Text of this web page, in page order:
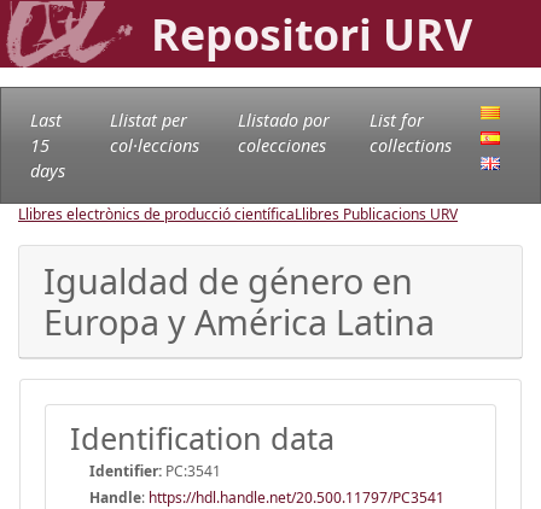
Repositori URV
Last
15
days
Llistat per
col·leccions
Llistado por
colecciones
List for
collections
Llibres electrònics de producció científicaLlibres Publicacions URV
Igualdad de género en
Europa y América Latina
Identification data
Identifier: PC:3541
Handle: https://hdl.handle.net/20.500.11797/PC3541